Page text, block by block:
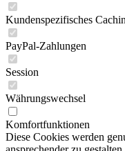
Kundenspezifisches
PayPal-Zahlungen
Session
Währungswechsel
Komfortfunktionen
Diese Cookies werden